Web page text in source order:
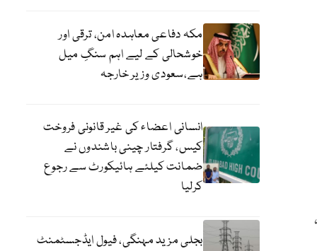
مکہ دفاعی معاہدہ امن، ترقی اور
خوشحالی کے لیے اہم سنگِ میل
ہے،سعودی وزیر خارجہ
انسانی اعضاء کی غیر قانونی فروخت
کیس، گرفتار چینی باشندوں نے
ضمانت کیلئے ہائیکورٹ سے رجوع
کرلیا
بجلی مزید مہنگی، فیول ایڈجسٹمنٹ